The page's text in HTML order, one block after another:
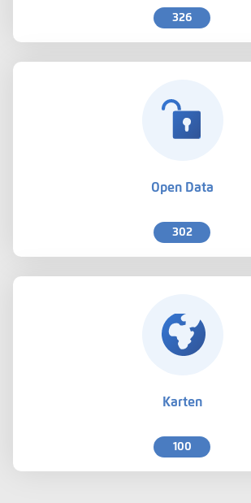
326
Open Data
302
Karten
100